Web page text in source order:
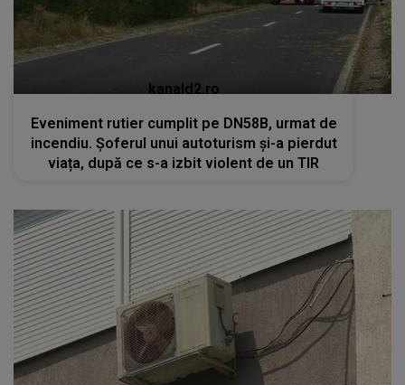
kanald2.ro
Eveniment rutier cumplit pe DN58B, urmat de
incendiu. Șoferul unui autoturism și-a pierdut
viața, după ce s-a izbit violent de un TIR